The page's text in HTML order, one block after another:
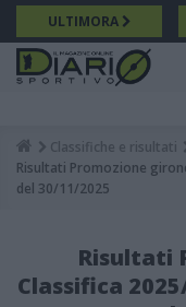
Salta
al
contenuto
principale
ULTIMORA
Breadcrumb
Classifiche e risultati
Risultati Promozione
del 30/11/2025
Risultati
Classifica